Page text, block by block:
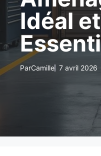
Idéal
ParCamille 7 avril 2026